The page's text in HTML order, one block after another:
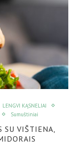
LENGVI KĄSNELIAI
Sumuštiniai
SU VIŠTIENA,